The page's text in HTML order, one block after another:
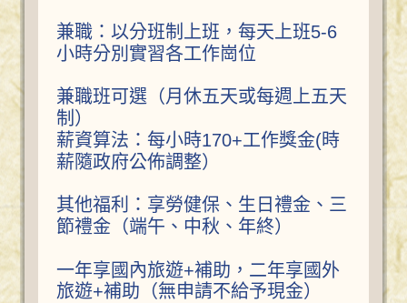
兼職：以分班制上班，每天上班5-6
小時分別實習各工作崗位
兼職班可選（月休五天或每週上五天
制）
薪資算法：每小時170+工作獎金(時
薪隨政府公佈調整）
其他福利：享勞健保、生日禮金、三
節禮金（端午、中秋、年終）
一年享國內旅遊+補助，二年享國外
旅遊+補助（無申請不給予現金）